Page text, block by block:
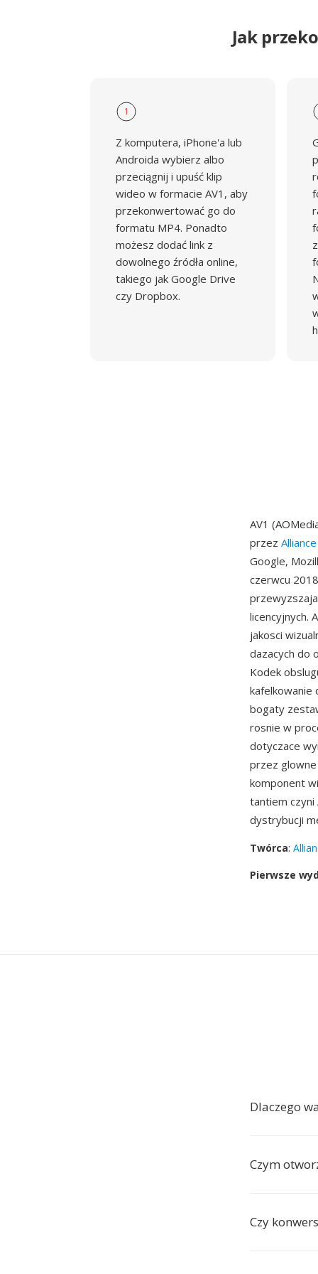
Jak
1
Z komputera, iPhone'a lub
Androida wybierz albo
przeciągnij i upuść klip
wideo w formacie AV1, aby
przekonwertować go do
formatu MP4. Ponadto
możesz dodać link z
dowolnego źródła online,
takiego jak Google Drive
czy Dropbox.
AV1
przez
Google,
czerwcu
licencyjnych.
jakosci
dazacych do
Kodek
kafelkowanie
bogaty
rosnie w
dotyczace
przez
komponent
tantiem
dystrybucji
Twórca:
Pierwsze
Dlaczego
Czym
Czy